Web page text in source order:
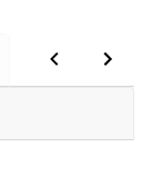
Komentarze